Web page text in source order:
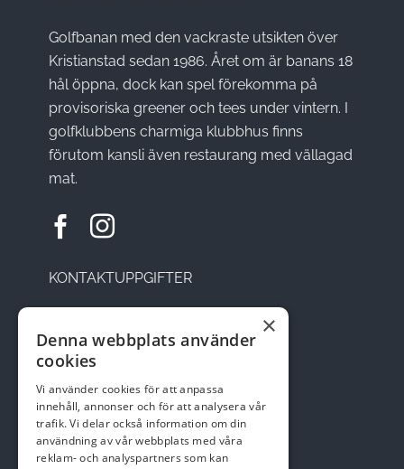
Golfbanan med den vackraste utsikten över
Kristianstad sedan 1986. Året om är banans 18
hål öppna, dock kan spel förekomma på
provisoriska greener och tees under vintern. I
golfklubbens charmiga klubbhus finns
förutom kansli även restaurang med vällagad
mat.
KONTAKTUPPGIFTER
Sätesvägen 14, 291 92 Kristianstad
Telefon: 044-22 95 08
Email:kansli@skepparslovsgk.se
×
Denna webbplats använder
cookies
Vi använder cookies för att anpassa
innehåll, annonser och för att analysera vår
trafik. Vi delar också information om din
användning av vår webbplats med våra
reklam- och analyspartners som kan